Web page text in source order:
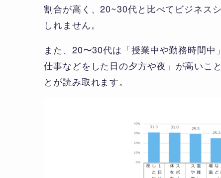
割合が高く、20~30代と比べてビジネス
しれません。
また、20〜30代は「授業中や勤務時間
仕事などをした日の夕方や夜」が高いこ
とが読み取れます。